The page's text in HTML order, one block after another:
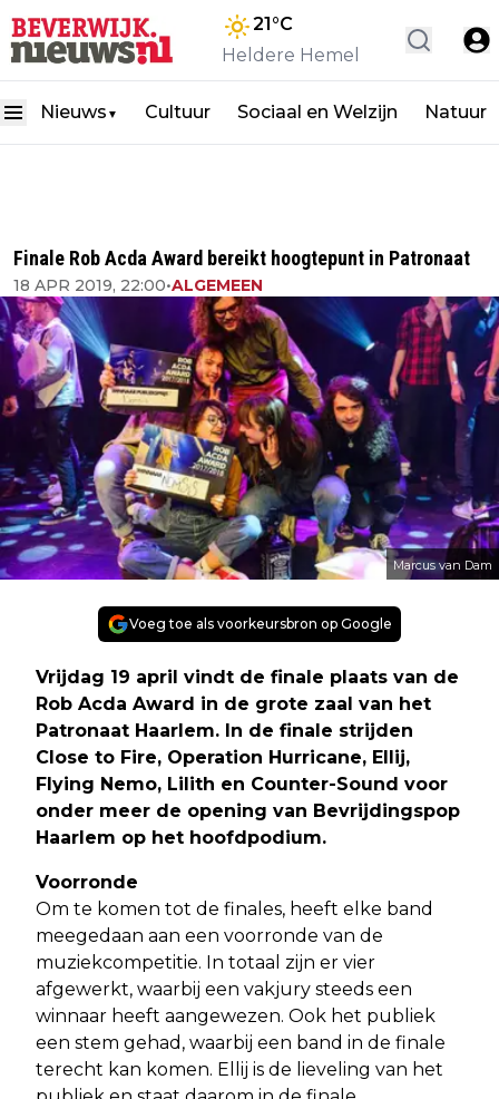
21°C
Heldere Hemel
Nieuws ▼ Cultuur Sociaal en Welzijn Natuur
Finale Rob Acda Award bereikt hoogtepunt in Patronaat
18 APR 2019, 22:00•ALGEMEEN
Marcus van Dam
Voeg toe als voorkeursbron op Google
Vrijdag 19 april vindt de finale plaats van de
Rob Acda Award in de grote zaal van het
Patronaat Haarlem. In de finale strijden
Close to Fire, Operation Hurricane, Ellij,
Flying Nemo, Lilith en Counter-Sound voor
onder meer de opening van Bevrijdingspop
Haarlem op het hoofdpodium.
Voorronde
Om te komen tot de finales, heeft elke band
meegedaan aan een voorronde van de
muziekcompetitie. In totaal zijn er vier
afgewerkt, waarbij een vakjury steeds een
winnaar heeft aangewezen. Ook het publiek
een stem gehad, waarbij een band in de finale
terecht kan komen. Ellij is de lieveling van het